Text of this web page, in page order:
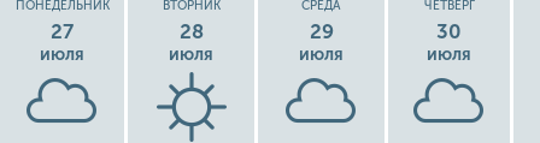
ПОНЕДЕЛЬНИК
27
июля
ВТОРНИК
28
июля
СРЕДА
29
июля
ЧЕТВЕРГ
30
июля